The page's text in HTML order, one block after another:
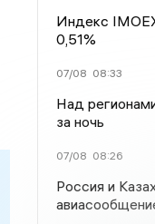
Индекс
0,51%
07/08 08:33
Над
за ночь
07/08 08:26
Россия и